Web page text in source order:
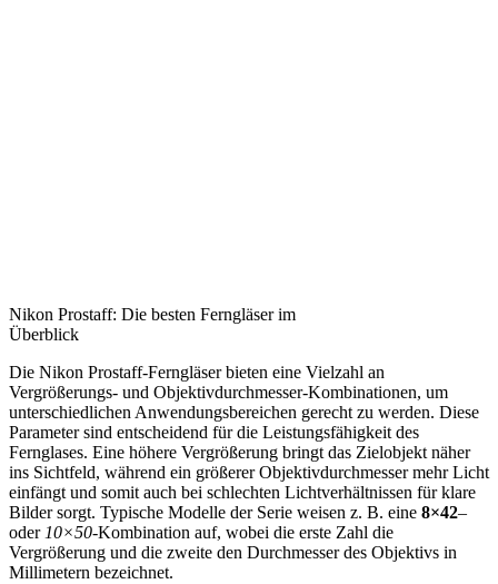
Nikon Prostaff: Die besten Ferngläser im
Überblick
Die Nikon Prostaff-Ferngläser bieten eine Vielzahl an
Vergrößerungs- und Objektivdurchmesser-Kombinationen, um
unterschiedlichen Anwendungsbereichen gerecht zu werden. Diese
Parameter sind entscheidend für die Leistungsfähigkeit des
Fernglases. Eine höhere Vergrößerung bringt das Zielobjekt näher
ins Sichtfeld, während ein größerer Objektivdurchmesser mehr Licht
einfängt und somit auch bei schlechten Lichtverhältnissen für klare
Bilder sorgt. Typische Modelle der Serie weisen z. B. eine 8×42–
oder 10×50-Kombination auf, wobei die erste Zahl die
Vergrößerung und die zweite den Durchmesser des Objektivs in
Millimetern bezeichnet.